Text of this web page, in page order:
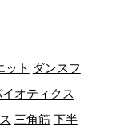
ット ダンスフ
オティクス
三角筋 下半